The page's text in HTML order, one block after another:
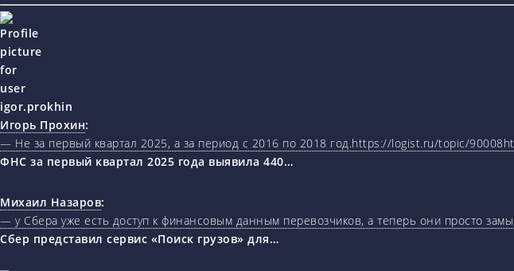
Игорь Прохин:
— Не за первый квартал 2025, а за период с 2016 по 2018 год.https://logist.ru/topic/
ФНС за первый квартал 2025 года выявила 440…
Михаил Назаров:
— у Сбера уже есть доступ к финансовым данным перевозчиков, а теперь они просто
Сбер представил сервис «Поиск грузов» для…